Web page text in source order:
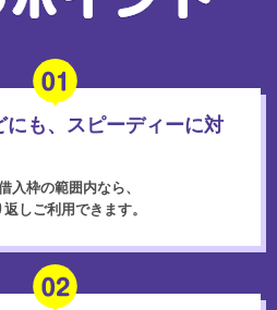
にも、スピーディーに対
入枠の範囲内なら、
しご利用できます。